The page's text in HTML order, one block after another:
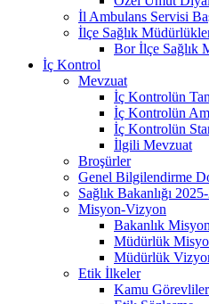
İl Ambulans Servisi
İlçe Sağlık
Bor İlçe Sağlık
İç Kontrol
Mevzuat
İç Kontrolün
İç Kontrolün
İç Kontrolün
İlgili Mevzuat
Broşürler
Genel Bilgilendirme
Sağlık Bakanlığı
Misyon-Vizyon
Bakanlık
Müdürlük
Müdürlük
Etik İlkeler
Kamu